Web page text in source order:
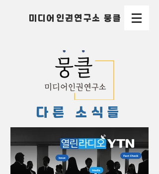
미디어인권연구소 뭉클
다른 소식들